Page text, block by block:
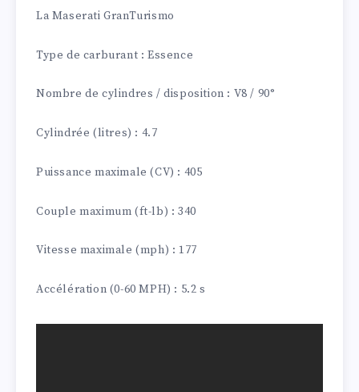
La Maserati GranTurismo
Type de carburant : Essence
Nombre de cylindres / disposition : V8 / 90°
Cylindrée (litres) : 4.7
Puissance maximale (CV) : 405
Couple maximum (ft-lb) : 340
Vitesse maximale (mph) : 177
Accélération (0-60 MPH) : 5.2 s